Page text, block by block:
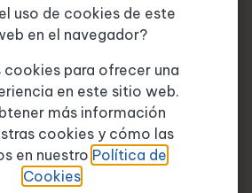
uso de cookies de este
en el navegador?
cookies para ofrecer una
en este sitio web.
más información
cookies y cómo las
en nuestro Política de
Cookies.